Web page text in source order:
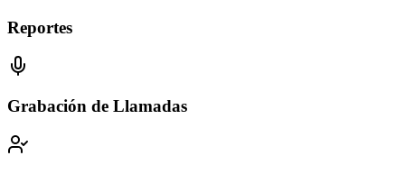
Reportes
Grabación de Llamadas